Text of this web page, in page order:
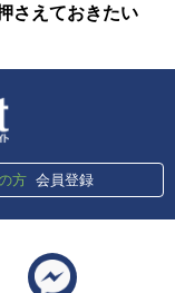
さえておきたい
方 会員登録
RSS